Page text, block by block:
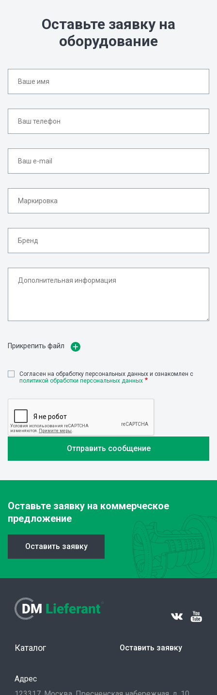
Оставьте заявку на
оборудование
Прикрепить файл
Cогласен на обработку персональных данных и ознакомлен с
политикой обработки персональных данных
Оставьте заявку на коммерческое
предложение
Оставить заявку
Каталог Оставить заявку
Адрес